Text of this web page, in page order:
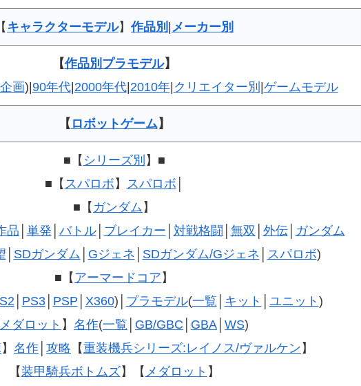
【 キャラクターモデル】作品別 | メーカー別
【作品別プラモデル】
画)|90年代|2000年代|2010年| クリエイター別 |ゲームモデル
【 ロボットゲーム 】
■【 シリーズ別 】■
■【 スパロボ 】 スパロボ
■【 ガンダム 】
品 単発 バトル│ ブレイカー 対戦格闘 無双 外伝│
ガンダム
SDガンダム Gジェネ SDガンダム/Gジェネ スパロボ)
■【 アーマードコア 】
PS3│ PSP X360)│ プラモデル(一覧 キット ユニット )
メダロット 】 名作(一覧 GB/GBC GBA WS)
】 名作 攻略 【重装機兵シリーズ:レイノス/ヴァルケン 】
【 装甲騎兵ボトムズ】【 メダロット 】